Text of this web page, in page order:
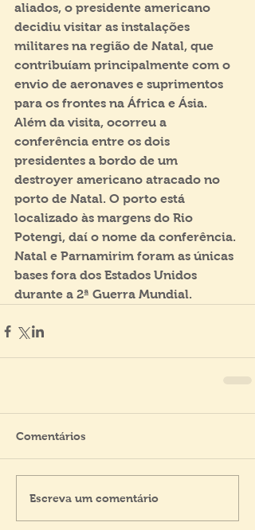
aliados, o presidente americano
decidiu visitar as instalações
militares na região de Natal, que
contribuíam principalmente com o
envio de aeronaves e suprimentos
para os frontes na África e Ásia.
Além da visita, ocorreu a
conferência entre os dois
presidentes a bordo de um
destroyer americano atracado no
porto de Natal. O porto está
localizado às margens do Rio
Potengi, daí o nome da conferência.
Natal e Parnamirim foram as únicas
bases fora dos Estados Unidos
durante a 2ª Guerra Mundial.
Comentários
Escreva um comentário